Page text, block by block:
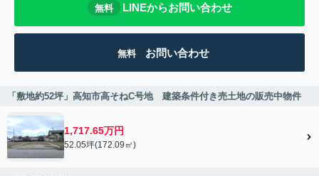
無料 LINEからお問い合わせ
無料 お問い合わせ
「敷地約52坪」高知市高そねC号地 建築条件付き売土地の販売中物件
1,717.65万円
52.05坪(172.09㎡)